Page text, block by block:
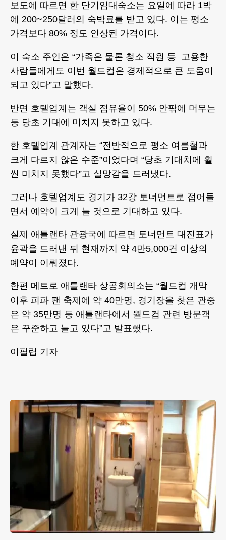
보도에 따르면 한 단기임대숙소는 요일에 따라 1박
에 200~250달러의 숙박료를 받고 있다. 이는 평소
가격보다 80% 정도 인상된 가격이다.
이 숙소 주인은 “가족은 물론 청소 직원 등 고용한
사람들에게도 이번 월드컵은 경제적으로 큰 도움이
되고 있다”고 말했다.
반면 호텔업계는 객실 점유율이 50% 안팎에 머무는
등 당초 기대에 미치지 못하고 있다.
한 호텔업계 관계자는 “전반적으로 평소 여름철과
크게 다르지 않은 수준”이었다며 “당초 기대치에 훨
씬 미치지 못했다”고 실망감을 드러냈다.
그러나 호텔업계도 경기가 32강 토너먼트로 접어들
면서 예약이 크게 늘 것으로 기대하고 있다.
실제 애틀랜타 관광국에 따르면 토너먼트 대진표가
윤곽을 드러낸 뒤 현재까지 약 4만5,000건 이상의
예약이 이뤄졌다.
한편 메트로 애틀랜타 상공회의소는 “월드컵 개막
이후 피파 팬 축제에 약 40만명, 경기장을 찾은 관중
은 약 35만명 등 애틀랜타에서 월드컵 관련 방문객
은 꾸준하고 늘고 있다”고 발표했다.
이필립 기자